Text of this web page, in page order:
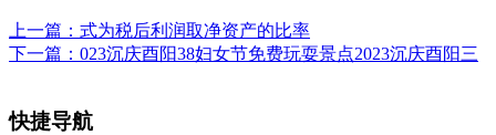
上一篇： 式为税后利润取净资产的比率
下一篇： 023沉庆酉阳38妇女节免费玩耍景点2023沉庆酉阳三
快捷导航